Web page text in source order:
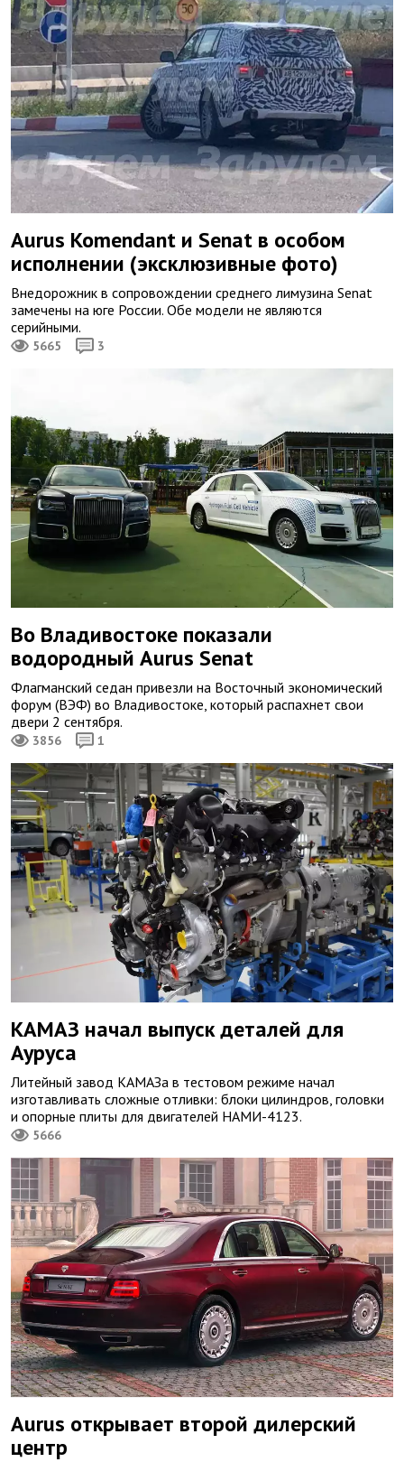
Aurus Komendant и Senat в особом
исполнении (эксклюзивные фото)
Внедорожник в сопровождении среднего лимузина Senat
замечены на юге России. Обе модели не являются
серийными.
5665 3
Во Владивостоке показали
водородный Aurus Senat
Флагманский седан привезли на Восточный экономический
форум (ВЭФ) во Владивостоке, который распахнет свои
двери 2 сентября.
3856 1
КАМАЗ начал выпуск деталей для
Ауруса
Литейный завод КАМАЗа в тестовом режиме начал
изготавливать сложные отливки: блоки цилиндров, головки
и опорные плиты для двигателей НАМИ-4123.
5666
Aurus открывает второй дилерский
центр